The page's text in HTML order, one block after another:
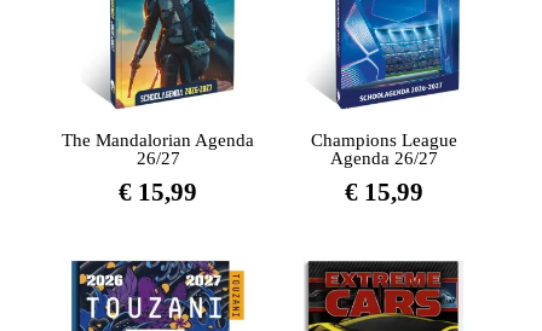
The Mandalorian Agenda
26/27
€ 15,99
Champions League
Agenda 26/27
€15,99